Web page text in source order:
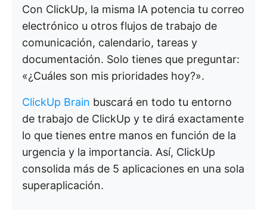
Con ClickUp, la misma IA potencia tu correo
electrónico u otros flujos de trabajo de
comunicación, calendario, tareas y
documentación. Solo tienes que preguntar:
«¿Cuáles son mis prioridades hoy?».
ClickUp Brain buscará en todo tu entorno
de trabajo de ClickUp y te dirá exactamente
lo que tienes entre manos en función de la
urgencia y la importancia. Así, ClickUp
consolida más de 5 aplicaciones en una sola
superaplicación.